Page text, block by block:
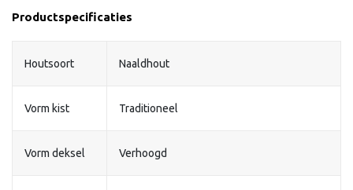
Productspecificaties
Houtsoort Naaldhout
Vorm kist Traditioneel
Vorm deksel Verhoogd